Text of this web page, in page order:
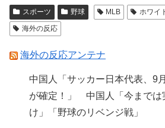
スポーツ 野球 MLB ホワイ
海外の反応
海外の反応アンテナ
中国人「サッカー日本代表、9
が確定！」 中国人「今までは
け」「野球のリベンジ戦」